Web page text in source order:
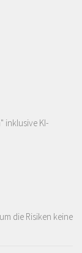
" inklusive KI-
die Risiken keine